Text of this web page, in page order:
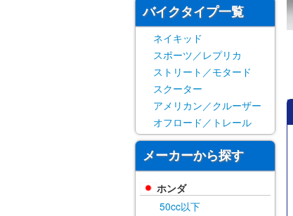
バイクタイプ一覧
ネイキッド
スポーツ／レプリカ
ストリート／モタード
スクーター
アメリカン／クルーザー
オフロード／トレール
メーカーから探す
ホンダ
50cc以下